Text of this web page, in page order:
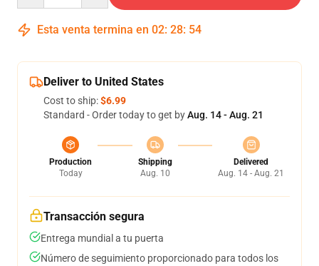
Esta venta termina en 02: 28: 54
Deliver to United States
Cost to ship:$6.99
Standard - Order today to get byAug. 14 - Aug. 21
Production
Today
Shipping
Aug. 10
Delivered
Aug. 14 - Aug. 21
Transacción segura
Entrega mundial a tu puerta
Número de seguimiento proporcionado para todos los